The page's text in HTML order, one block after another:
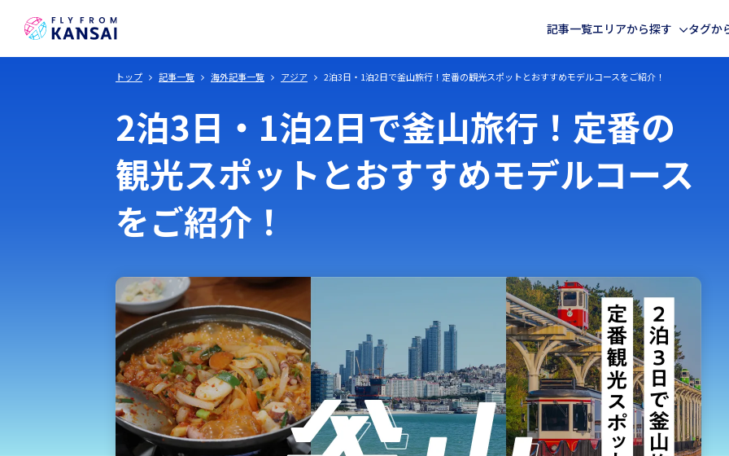
記事一覧エリアから探す
北海道・東北
甲信越・北陸
九州・沖縄
北海道・東北 甲信越・北陸
九州・沖縄
ヨーロッパ
アフリカ
ヨーロッパ
中東
タグか
トップ 記事一覧 海外記事一覧 アジア 2泊3日・1泊2日で釜山旅行！定番の観光スポットとおすすめモデルコースをご紹介！
2泊3日・1泊2日で釜山旅行！定番の
観光スポットとおすすめモデルコース
をご紹介！